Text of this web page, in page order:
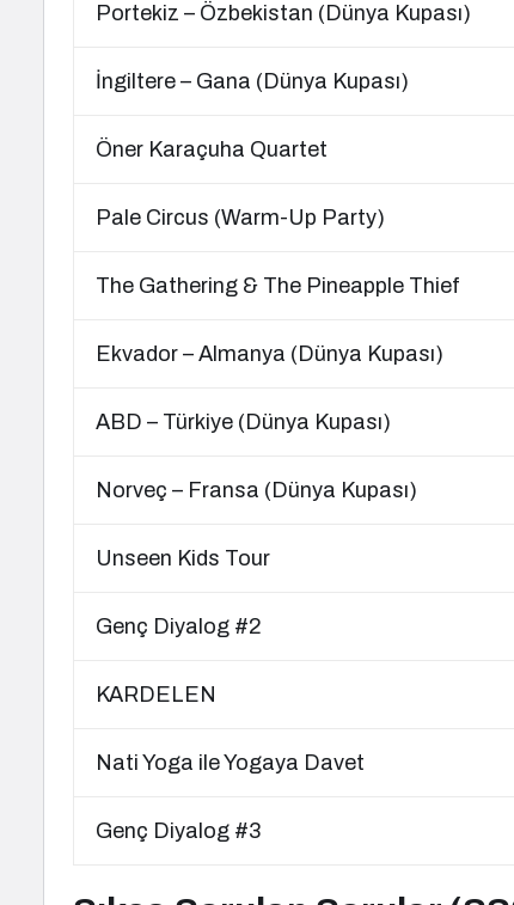
Portekiz – Özbekistan (Dünya Kupası)
İngiltere – Gana (Dünya Kupası)
Öner Karaçuha Quartet
Pale Circus (Warm-Up Party)
The Gathering & The Pineapple Thief
Ekvador – Almanya (Dünya Kupası)
ABD – Türkiye (Dünya Kupası)
Norveç – Fransa (Dünya Kupası)
Unseen Kids Tour
Genç Diyalog #2
KARDELEN
Nati Yoga ile Yogaya Davet
Genç Diyalog #3